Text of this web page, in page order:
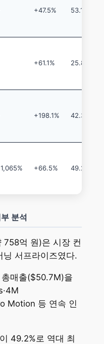
+47.5% 53.1%
+61.1% 25.8%
+198.1% 42.3%
+66.5% 49.2%
분석
758억 원)은 시장 컨
닝 서프라이즈였다.
매출($50.7M)을
Motion 등 연속 인
49.2%로 역대 최